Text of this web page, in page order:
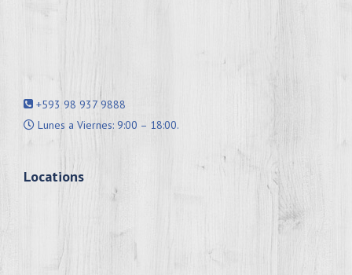
+593 98 937 9888
Lunes a Viernes: 9:00 – 18:00.
Locations